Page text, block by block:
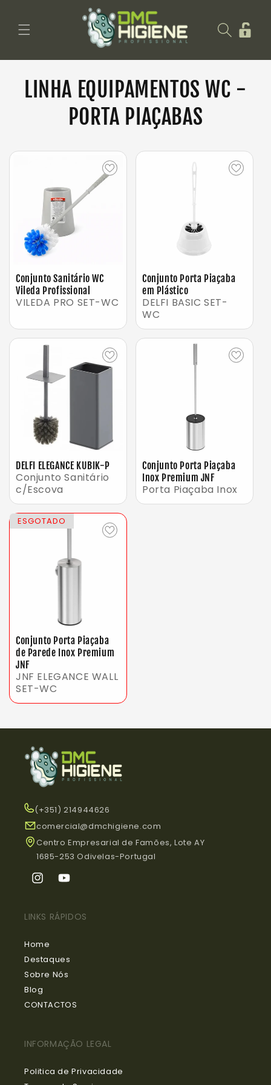
conteúdo
Iniciar
sessão
LINHA EQUIPAMENTOS WC -
PORTA PIAÇABAS
Conjunto Sanitário WC
Vileda Profissional
VILEDA PRO SET-WC
Conjunto Porta Piaçaba
em Plástico
DELFI BASIC SET-
WC
DELFI ELEGANCE KUBIK-P
Conjunto Sanitário
c/Escova
Conjunto Porta Piaçaba
Inox Premium JNF
Porta Piaçaba Inox
ESGOTADO
Conjunto Porta Piaçaba
de Parede Inox Premium
JNF
JNF ELEGANCE WALL
SET-WC
(+351) 214944626
comercial@dmchigiene.com
Centro Empresarial de Famões, Lote AY
1685-253 Odivelas-Portugal
InstagramYouTube
LINKS RÁPIDOS
Home
Destaques
Sobre Nós
Blog
CONTACTOS
INFORMAÇÃO LEGAL
Politica de Privacidade